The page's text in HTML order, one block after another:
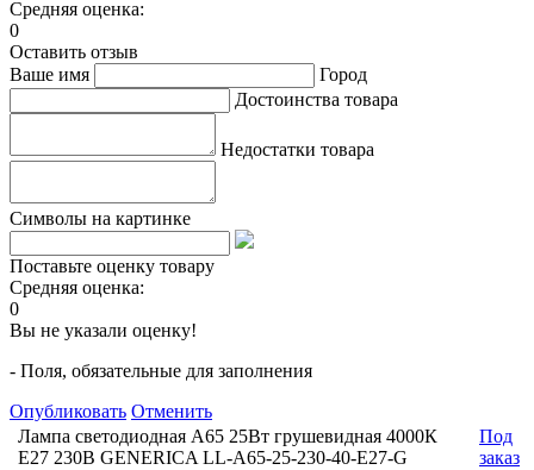
Средняя оценка:
0
Оставить отзыв
Ваше имя
Город
Достоинства товара
Недостатки товара
Символы на картинке
Поставьте оценку товару
Средняя оценка:
0
Вы не указали оценку!
- Поля, обязательные для заполнения
Опубликовать Отменить
Лампа светодиодная A65 25Вт грушевидная 4000К
E27 230В GENERICA LL-A65-25-230-40-E27-G
Под
заказ